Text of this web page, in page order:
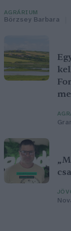
AGRÁRIUM
Börzsey Barbara